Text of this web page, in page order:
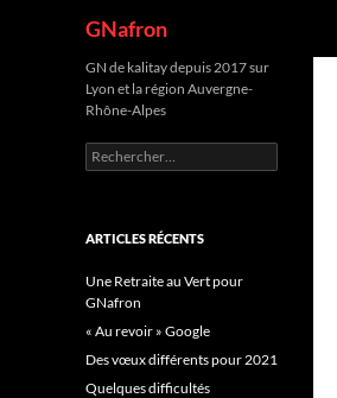
GNafron
GN de kalitay depuis 2017 sur
Lyon et la région Auvergne-
Rhône-Alpes
Rechercher :
ARTICLES RÉCENTS
Une Retraite au Vert pour
GNafron
« Au revoir » Google
Des vœux différents pour 2021
Quelques difficultés